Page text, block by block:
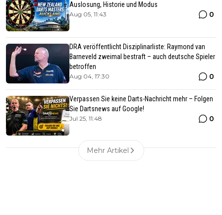
Auslosung, Historie und Modus
Aug 05, 11:43 0
DRA veröffentlicht Disziplinarliste: Raymond van
Barneveld zweimal bestraft – auch deutsche Spieler
betroffen
Aug 04, 17:30 0
Verpassen Sie keine Darts-Nachricht mehr – Folgen
Sie Dartsnews auf Google!
Jul 25, 11:48 0
Mehr Artikel